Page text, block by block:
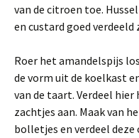
van de citroen toe.
en custard goed verdeeld
Roer het amandelspijs
de vorm uit de koelkast
van de taart. Verdeel
zachtjes aan. Maak van
bolletjes en verdeel deze